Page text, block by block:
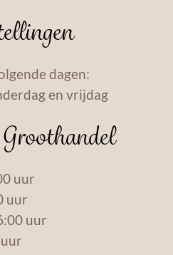
dagen:
en vrijdag
uur
uur
uur